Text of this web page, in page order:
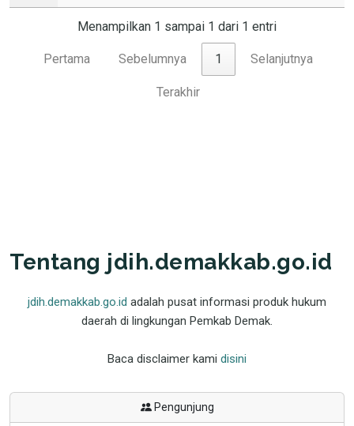
Menampilkan 1 sampai 1 dari 1 entri
Pertama Sebelumnya 1 Selanjutnya
Terakhir
Tentang jdih.demakkab.go.id
jdih.demakkab.go.id adalah pusat informasi produk hukum
daerah di lingkungan Pemkab Demak.
Baca disclaimer kami disini
Pengunjung